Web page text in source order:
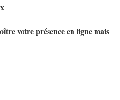
votre présence en ligne mais